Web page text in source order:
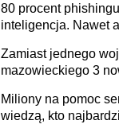
80 procent
inteligencja. Nawet
Zamiast jednego
mazowieckiego 3
Europie nie ma tak
stołecznych
Miliony na pomoc
wiedzą, kto